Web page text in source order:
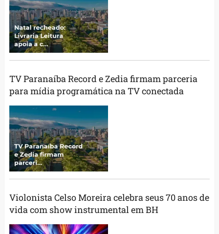
TV Paranaíba Record e Zedia firmam parceria
para mídia programática na TV conectada
Violonista Celso Moreira celebra seus 70 anos de
vida com show instrumental em BH